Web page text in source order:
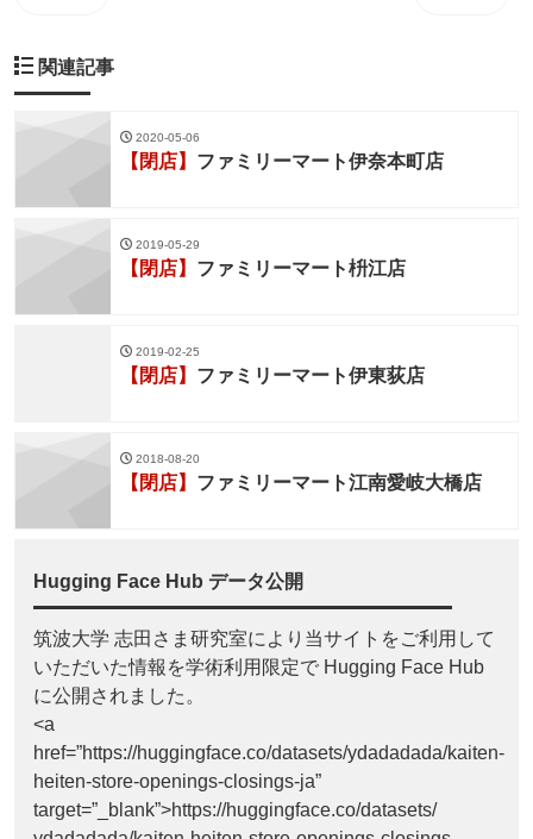
関連記事
2020-05-06
【閉店】 ファミリーマート伊奈本町店
2019-05-29
【閉店】 ファミリーマート枡江店
2019-02-25
【閉店】 ファミリーマート伊東荻店
2018-08-20
【閉店】 ファミリーマート江南愛岐大橋店
Hugging Face Hub データ公開
筑波大学 志田さま研究室により当サイトをご利用して
いただいた情報を学術利用限定で Hugging Face Hub
に公開されました。
<a
href=”https://huggingface.co/datasets/ydadadada/kaiten-
heiten-store-openings-closings-ja”
target=”_blank”>https://huggingface.co/datasets/